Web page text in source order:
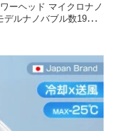
ーヘッド マイクロナノ
ルナノバブル数19億9
ド 強い水圧 高洗浄力
保湿 しゃわーへっど